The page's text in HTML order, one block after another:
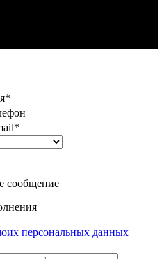
сообщение
персональных данных